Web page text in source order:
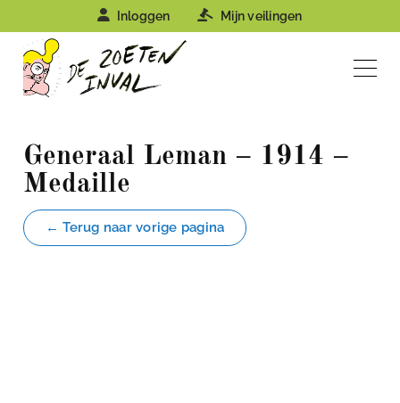
Inloggen Mijn veilingen
Generaal Leman – 1914 –
Medaille
← Terug naar vorige pagina